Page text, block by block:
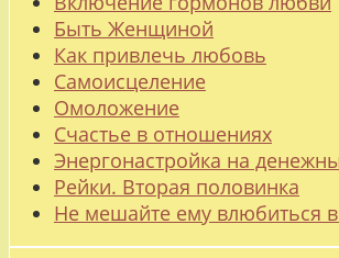
Быть Женщиной
Как привлечь любовь
Самоисцеление
Омоложение
Счастье в отношениях
Энергонастройка на
Рейки. Вторая половинка
Не мешайте ему влюбиться